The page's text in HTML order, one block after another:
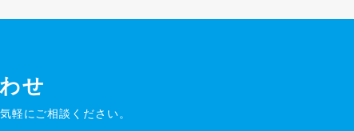
せ
軽にご相談ください。